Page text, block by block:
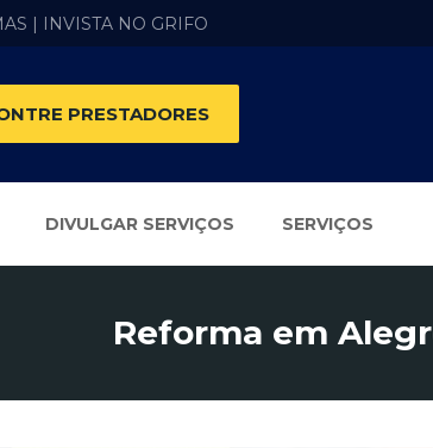
| INVISTA NO GRIFO
PRESTADORES
DIVULGAR SERVIÇOS SERVIÇOS
Reforma em